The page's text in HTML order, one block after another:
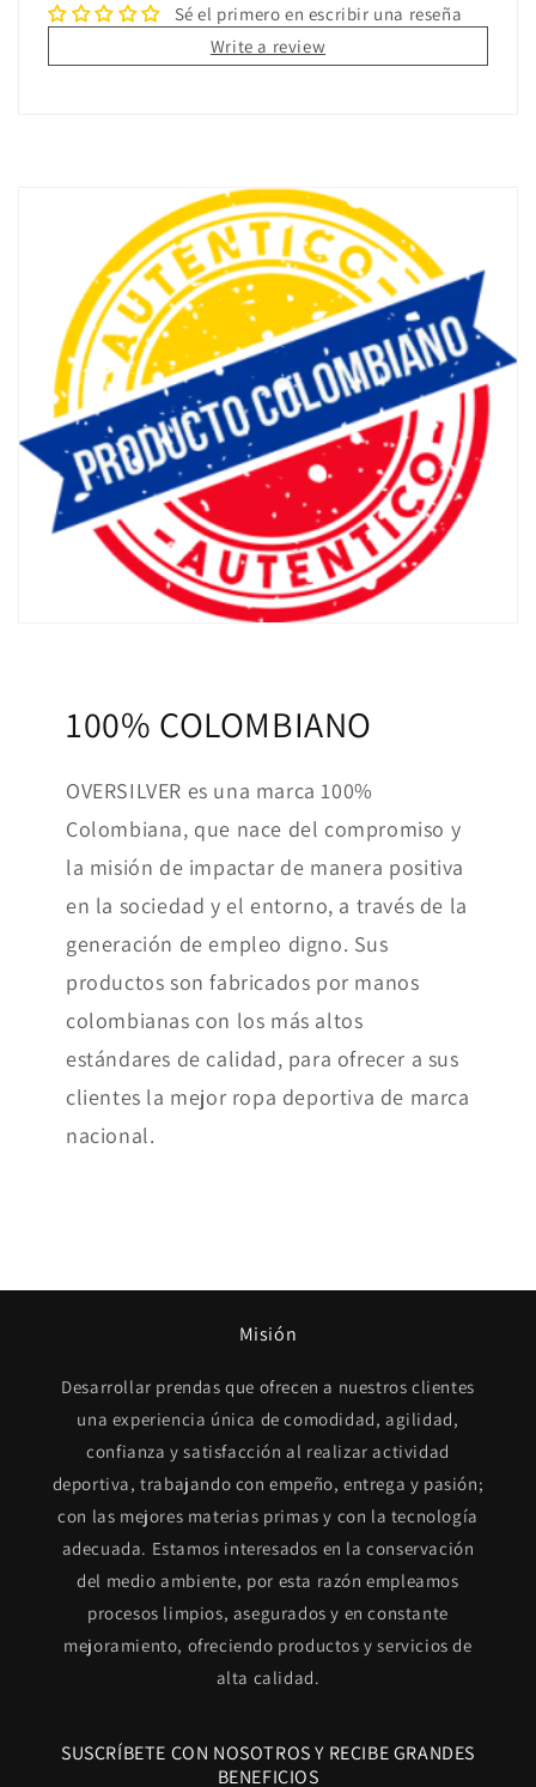
Sé el primero en escribir una reseña
Write a review
100% COLOMBIANO
OVERSILVER es una marca 100%
Colombiana, que nace del compromiso y
la misión de impactar de manera positiva
en la sociedad y el entorno, a través de la
generación de empleo digno. Sus
productos son fabricados por manos
colombianas con los más altos
estándares de calidad, para ofrecer a sus
clientes la mejor ropa deportiva de marca
nacional.
Misión
Desarrollar prendas que ofrecen a nuestros clientes
una experiencia única de comodidad, agilidad,
confianza y satisfacción al realizar actividad
deportiva, trabajando con empeño, entrega y pasión;
con las mejores materias primas y con la tecnología
adecuada. Estamos interesados en la conservación
del medio ambiente, por esta razón empleamos
procesos limpios, asegurados y en constante
mejoramiento, ofreciendo productos y servicios de
alta calidad.
SUSCRÍBETE CON NOSOTROS Y RECIBE GRANDES
BENEFICIOS